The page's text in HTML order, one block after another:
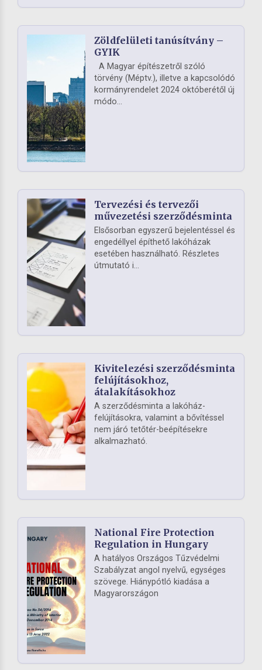
Zöldfelületi tanúsítvány –
GYIK
A Magyar építészetről szóló
törvény (Méptv.), illetve a kapcsolódó
kormányrendelet 2024 októberétől új
módo...
Tervezési és tervezői
művezetési szerződésminta
Elsősorban egyszerű bejelentéssel és
engedéllyel építhető lakóházak
esetében használható. Részletes
útmutató i...
Kivitelezési szerződésminta
felújításokhoz,
átalakításokhoz
A szerződésminta a lakóház-
felújításokra, valamint a bővítéssel
nem járó tetőtér-beépítésekre
alkalmazható.
National Fire Protection
Regulation in Hungary
A hatályos Országos Tűzvédelmi
Szabályzat angol nyelvű, egységes
szövege. Hiánypótló kiadása a
Magyarországon